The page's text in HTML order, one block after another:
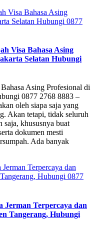
Visa Bahasa Asing
Selatan Hubungi
Asing Profesional di
0877 2768 8883 –
oleh siapa saja yang
Akan tetapi, tidak seluruh
saja, khususnya buat
dokumen mesti
Ada banyak
Jerman Terpercaya dan
Tangerang, Hubungi